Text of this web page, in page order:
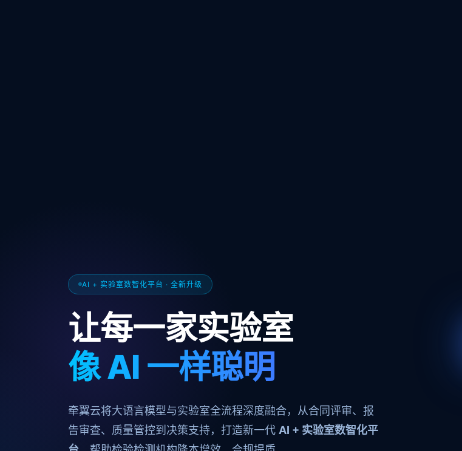
AI + 实验室数智化平台 · 全新升级
让每一家实验室
像 AI 一样聪明
牵翼云将大语言模型与实验室全流程深度融合，从合同评审、报
告审查、质量管控到决策支持，打造新一代 AI + 实验室数智化平